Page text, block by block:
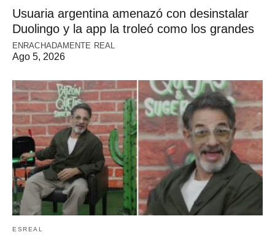
Usuaria argentina amenazó con desinstalar
Duolingo y la app la troleó como los grandes
ENRACHADAMENTE REAL
Ago 5, 2026
ESREAL